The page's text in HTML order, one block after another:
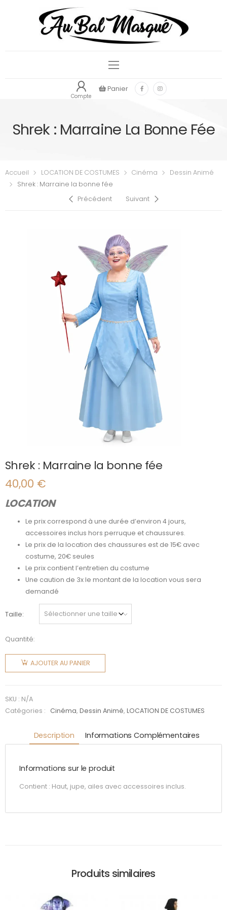
Compte
Panier
Shrek : Marraine La Bonne Fée
Accueil LOCATION DE COSTUMES Cinéma
Dessin Animé
Shrek : Marraine la bonne fée
Précédent
Suivant
Shrek : Marraine la bonne fée
40,00 €
LOCATION
Le prix correspond à une durée d’environ 4 jours,
accessoires inclus hors perruque et chaussures.
Le prix de la location des chaussures est de 15€ avec
costume, 20€ seules
Le prix contient l’entretien du costume
Une caution de 3x le montant de la location vous sera
demandé
Taille
Quantité:
quantité
de Shrek :
Marraine
fée
AJOUTER AU PANIER
SKU : N/A
Catégories :
Cinéma,Dessin Animé,LOCATION DE COSTUMES
Description Informations Complémentaires
Informations sur le produit
Contient : Haut, jupe, ailes avec accessoires inclus.
Produits similaires